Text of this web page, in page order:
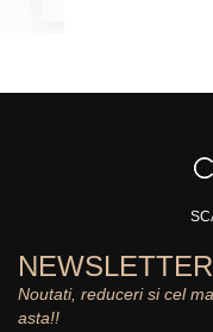
NEWSLETTER
Noutati, reduceri si cel
asta!!